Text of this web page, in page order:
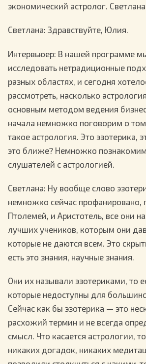
экономический астролог.
Светлана: Здравствуйте, Юлия.
Интервьюер: В нашей программе
исследовать нетрадиционные
разных областях, и сегодня
рассмотреть, насколько
основным методом ведения
начала немножко поговорим о
такое астрология. Это эзотерика,
это ближе? Немножко
слушателей с астрологией.
Светлана: Ну вообще слово
немножко сейчас профанировано,
Птолемей, и Аристотель, все они
лучших учеников, которым они
которые не даются всем. Это
есть это знания, научные знания.
Они их называли эзотериками, то
которые недоступны для
Сейчас как бы эзотерика — это
расхожий термин и не всегда
смысл. Что касается астрологии,
никаких догадок, никаких